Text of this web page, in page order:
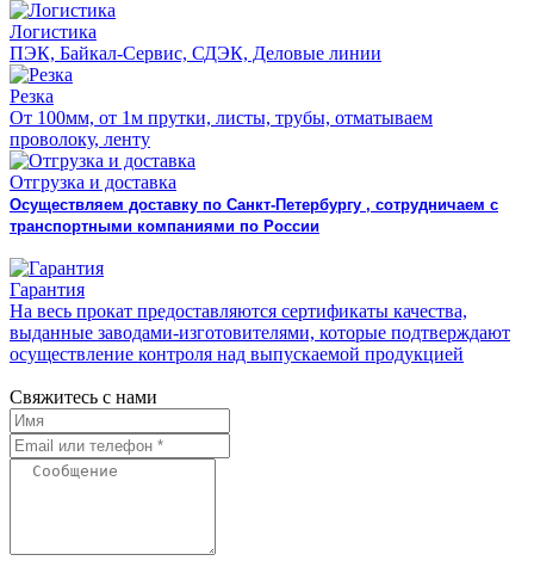
Логистика
ПЭК, Байкал-Сервис, СДЭК, Деловые линии
Резка
От 100мм, от 1м прутки, листы, трубы, отматываем
проволоку, ленту
Отгрузка и доставка
Осуществляем доставку по Санкт-Петербургу , сотрудничаем с
транспортными компаниями по России
Гарантия
На весь прокат предоставляются сертификаты качества,
выданные заводами-изготовителями, которые подтверждают
осуществление контроля над выпускаемой продукцией
Свяжитесь с нами